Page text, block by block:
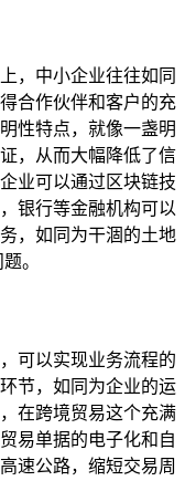
，中小企业往往如同
合作伙伴和客户的充
性特点，就像一盏明
，从而大幅降低了信
业可以通过区块链技
银行等金融机构可以
，如同为干涸的土地
。
可以实现业务流程的
节，如同为企业的运
在跨境贸易这个充满
易单据的电子化和自
速公路，缩短交易周